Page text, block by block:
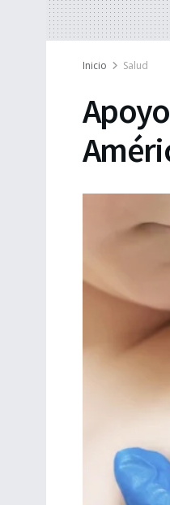
Inicio Salud